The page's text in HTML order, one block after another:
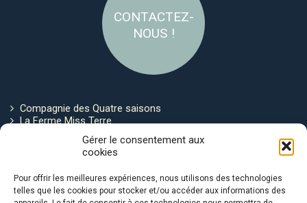
Gérer le consentement aux
cookies
Pour offrir les meilleures expériences, nous utilisons des technologies
telles que les cookies pour stocker et/ou accéder aux informations des
CONTACTEZ-
NOUS !
Compagnie des Quatre saisons
La Ferme Miss Terre
Politique de cookies